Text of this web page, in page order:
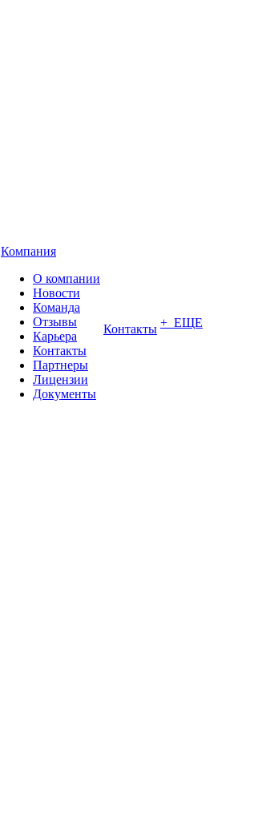
Компания
О компании
Новости
Команда
Отзывы
Карьера
Контакты
Партнеры
Лицензии
Документы
Контакты + ЕЩЕ